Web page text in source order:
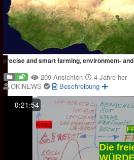
precise and smart farming, environment-
209 Ansichten
4 Jahre her
OKiNEWS
Beschreibung
0:21:54